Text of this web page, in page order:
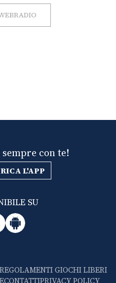
sempre con te!
L'APP
SU
REGOLAMENTI GIOCHI LIBERI
CONTATTIPRIVACY POLICY